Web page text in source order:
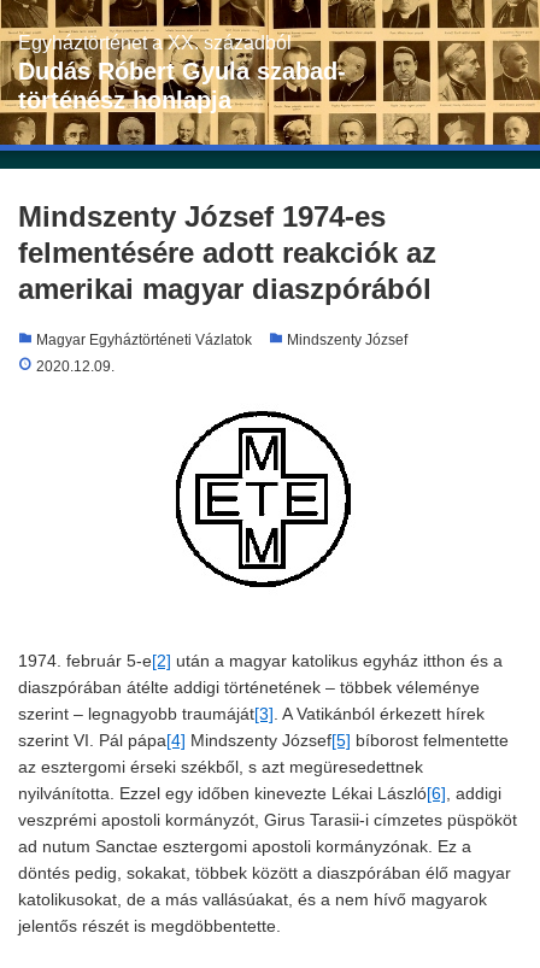
Skip
to
content
Egyháztörténet a XX. századból
Dudás Róbert Gyula szabad-
történész honlapja
Mindszenty József 1974-es
felmentésére adott reakciók az
amerikai magyar diaszpórából
Magyar Egyháztörténeti Vázlatok
Mindszenty József
2020.12.09.
1974. február 5-e[2] után a magyar katolikus egyház itthon és a
diaszpórában átélte addigi történetének – többek véleménye
szerint – legnagyobb traumáját[3] . A Vatikánból érkezett hírek
szerint VI. Pál pápa[4] Mindszenty József[5] bíborost felmentette
az esztergomi érseki székből, s azt megüresedettnek
nyilvánította. Ezzel egy időben kinevezte Lékai László[6] , addigi
veszprémi apostoli kormányzót, Girus Tarasii-i címzetes püspököt
ad nutum Sanctae esztergomi apostoli kormányzónak. Ez a
döntés pedig, sokakat, többek között a diaszpórában élő magyar
katolikusokat, de a más vallásúakat, és a nem hívő magyarok
jelentős részét is megdöbbentette.